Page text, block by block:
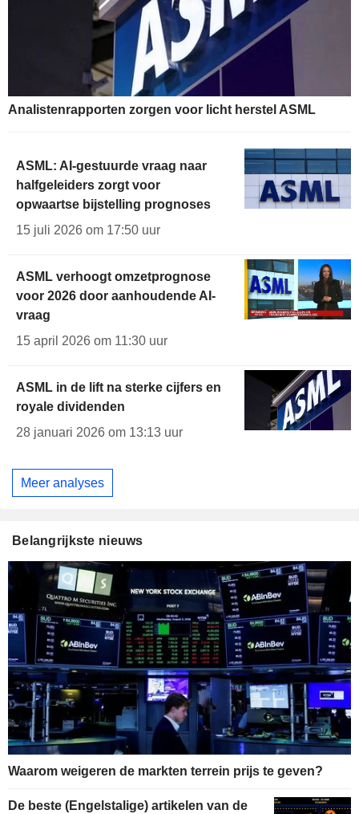
Analistenrapporten zorgen voor licht herstel ASML
ASML: AI-gestuurde vraag naar
halfgeleiders zorgt voor
opwaartse bijstelling prognoses
15 juli 2026 om 17:50 uur
ASML verhoogt omzetprognose
voor 2026 door aanhoudende AI-
vraag
15 april 2026 om 11:30 uur
ASML in de lift na sterke cijfers en
royale dividenden
28 januari 2026 om 13:13 uur
Meer analyses
Belangrijkste nieuws
Waarom weigeren de markten terrein prijs te geven?
De beste (Engelstalige) artikelen van de